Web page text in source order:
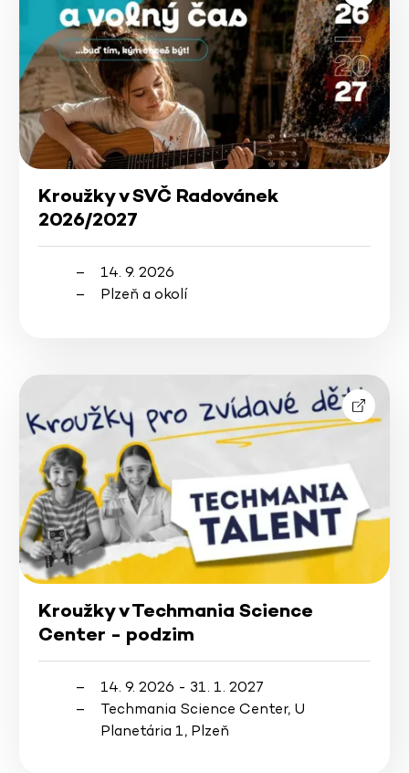
Kroužky v SVČ Radovánek
2026/2027
14. 9. 2026
Plzeň a okolí
Kroužky v Techmania Science
Center - podzim
14. 9. 2026 - 31. 1. 2027
Techmania Science Center, U
Planetária 1, Plzeň